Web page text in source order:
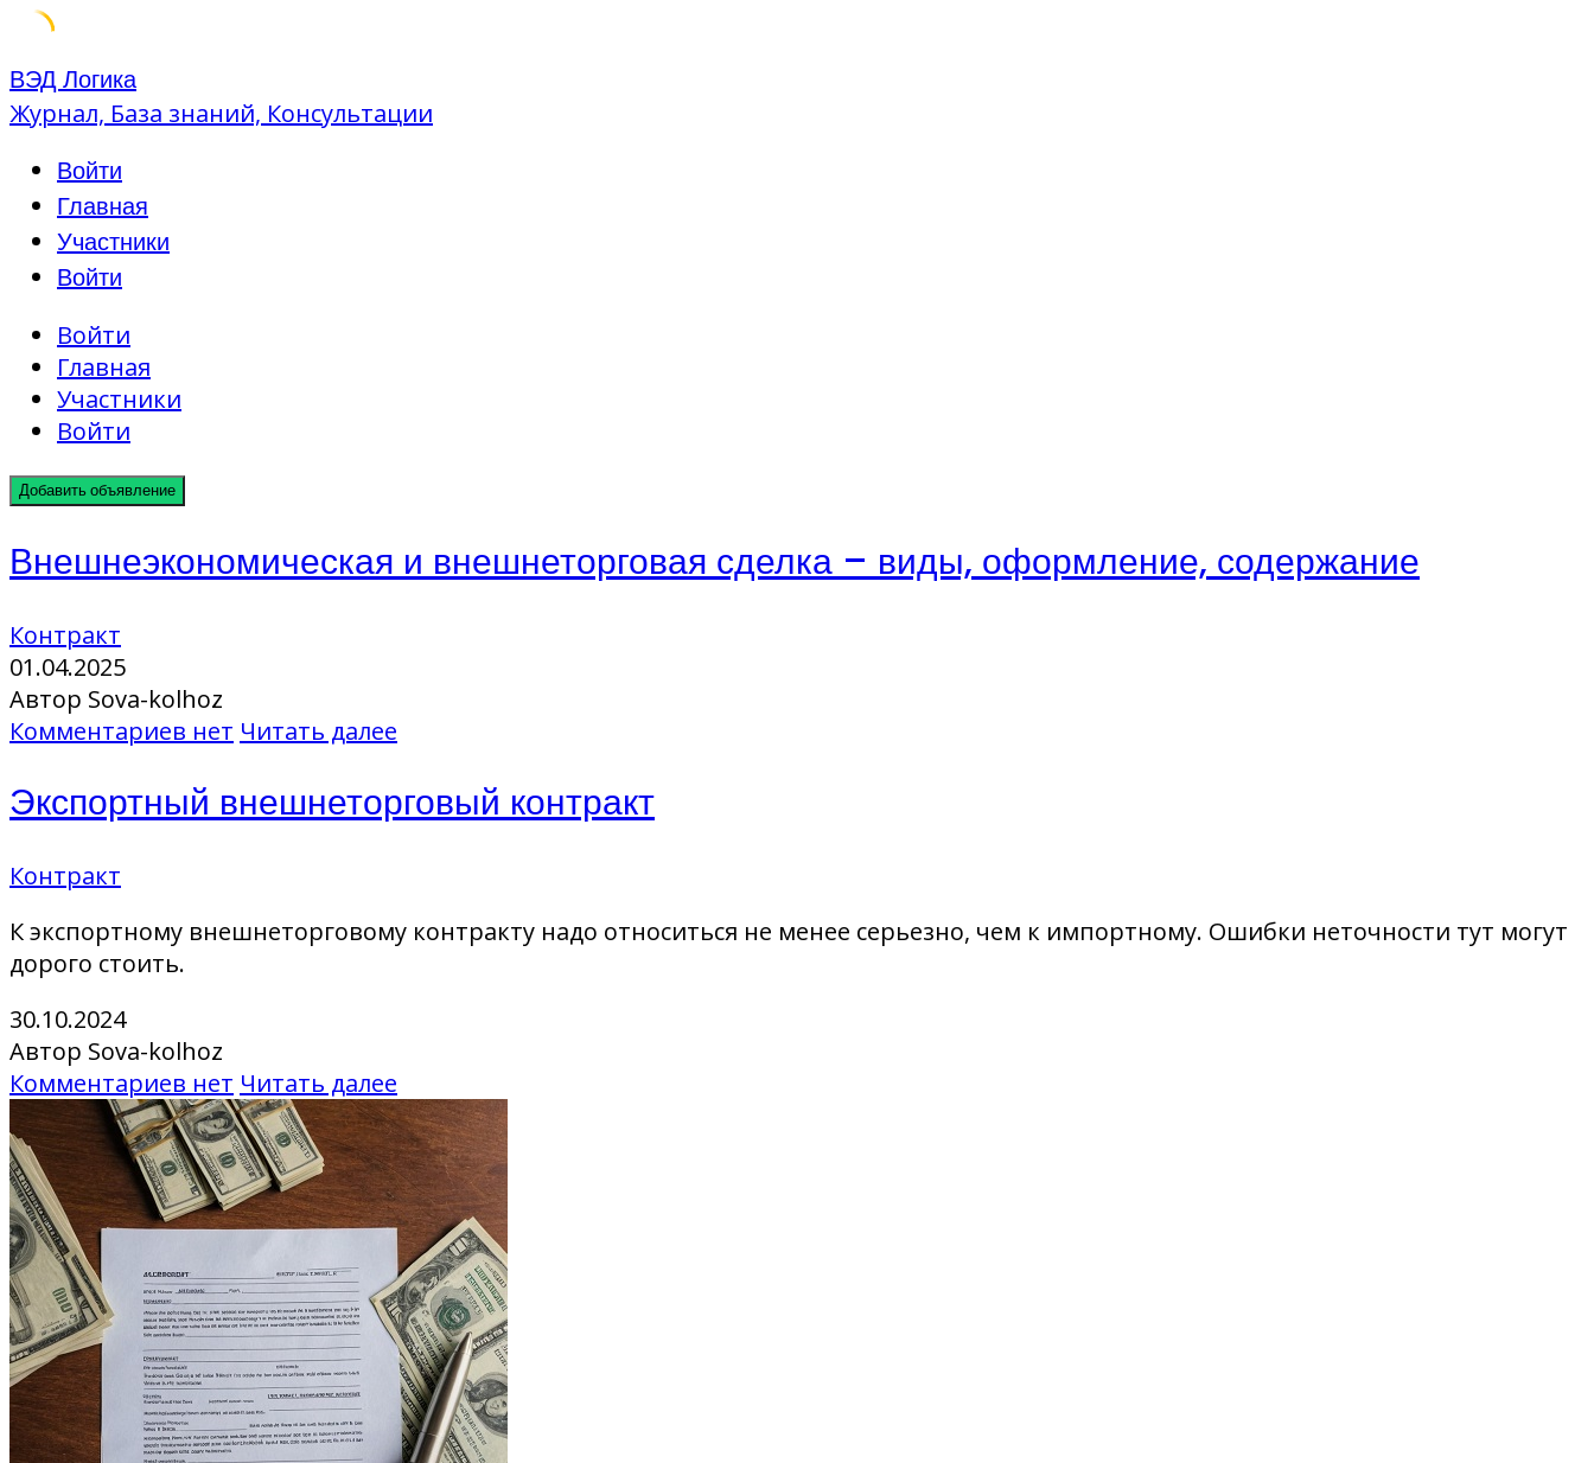
Skip
to
ВЭД Логика
Журнал, База знаний, Консультации
Войти
Главная
Участники
Войти
Войти
Главная
Участники
Войти
Добавить объявление
Внешнеэкономическая и внешнеторговая сделка – виды, оформление, содержание
Контракт
01.04.2025
Автор Sova-kolhoz
Комментариев нет Читать далее
Экспортный внешнеторговый контракт
Контракт
К экспортному внешнеторговому контракту надо относиться не менее серьезно, чем к импортному. Ошибки неточности тут могут
дорого стоить.
30.10.2024
Автор Sova-kolhoz
Комментариев нет Читать далее